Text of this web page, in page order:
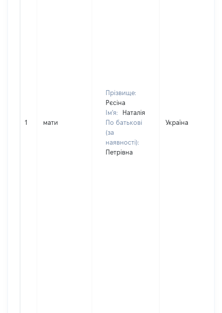
1 мати
Прізвище:
Рєсіна
Ім'я:
Наталія
По батькові
(за
наявності):
Петрівна
Україна